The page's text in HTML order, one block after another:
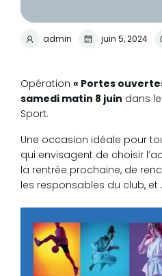
admin juin 5, 2024
Opération « Portes
samedi matin 8 juin dans
Sport.
Une occasion idéale pour
qui envisagent de choisir
la rentrée prochaine, de
les responsables du club, et